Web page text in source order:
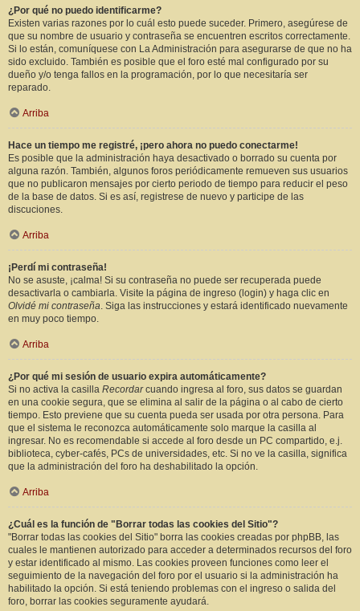
¿Por qué no puedo identificarme?
Existen varias razones por lo cuál esto puede suceder. Primero, asegúrese de
que su nombre de usuario y contraseña se encuentren escritos correctamente.
Si lo están, comuníquese con La Administración para asegurarse de que no ha
sido excluido. También es posible que el foro esté mal configurado por su
dueño y/o tenga fallos en la programación, por lo que necesitaría ser
reparado.
Arriba
Hace un tiempo me registré, ¡pero ahora no puedo conectarme!
Es posible que la administración haya desactivado o borrado su cuenta por
alguna razón. También, algunos foros periódicamente remueven sus usuarios
que no publicaron mensajes por cierto periodo de tiempo para reducir el peso
de la base de datos. Si es así, registrese de nuevo y participe de las
discuciones.
Arriba
¡Perdí mi contraseña!
No se asuste, ¡calma! Si su contraseña no puede ser recuperada puede
desactivarla o cambiarla. Visite la página de ingreso (login) y haga clic en
Olvidé mi contraseña. Siga las instrucciones y estará identificado nuevamente
en muy poco tiempo.
Arriba
¿Por qué mi sesión de usuario expira automáticamente?
Si no activa la casilla Recordarcuando ingresa al foro, sus datos se guardan
en una cookie segura, que se elimina al salir de la página o al cabo de cierto
tiempo. Esto previene que su cuenta pueda ser usada por otra persona. Para
que el sistema le reconozca automáticamente solo marque la casilla al
ingresar. No es recomendable si accede al foro desde un PC compartido, e.j.
biblioteca, cyber-cafés, PCs de universidades, etc. Si no ve la casilla, significa
que la administración del foro ha deshabilitado la opción.
Arriba
¿Cuál es la función de "Borrar todas las cookies del Sitio"?
"Borrar todas las cookies del Sitio" borra las cookies creadas por phpBB, las
cuales le mantienen autorizado para acceder a determinados recursos del foro
y estar identificado al mismo. Las cookies proveen funciones como leer el
seguimiento de la navegación del foro por el usuario si la administración ha
habilitado la opción. Si está teniendo problemas con el ingreso o salida del
foro, borrar las cookies seguramente ayudará.